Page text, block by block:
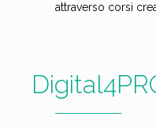
attraverso corsi